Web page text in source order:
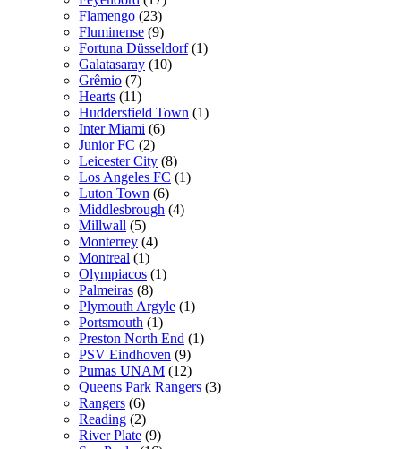
Flamengo (23)
Fluminense (9)
Fortuna Düsseldorf (1)
Galatasaray (10)
Grêmio (7)
Hearts (11)
Huddersfield Town (1)
Inter Miami (6)
Junior FC (2)
Leicester City (8)
Los Angeles FC (1)
Luton Town (6)
Middlesbrough (4)
Millwall (5)
Monterrey (4)
Montreal (1)
Olympiacos (1)
Palmeiras (8)
Plymouth Argyle (1)
Portsmouth (1)
Preston North End (1)
PSV Eindhoven (9)
Pumas UNAM (12)
Queens Park Rangers (3)
Rangers (6)
Reading (2)
River Plate (9)